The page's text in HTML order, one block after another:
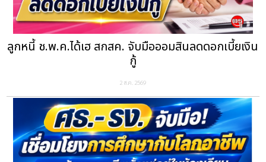
ลูกหนี้ ช.พ.ค.ได้เฮ สกสค. จับมือออมสินลดดอกเบี้ยเงิน
กู้
2 ส.ค. 2569